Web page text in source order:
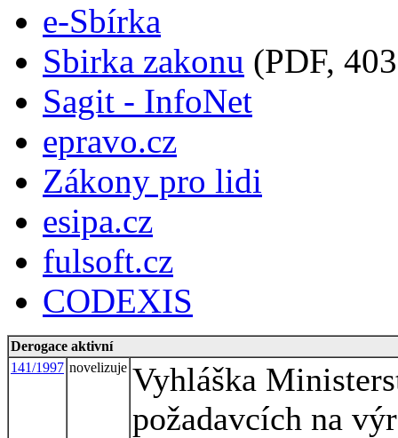
e-Sbírka
Sbirka zakonu (PDF,
Sagit - InfoNet
epravo.cz
Zákony pro lidi
esipa.cz
fulsoft.cz
CODEXIS
Derogace aktivní
141/1997 novelizuje Vyhláška
požadavcích na